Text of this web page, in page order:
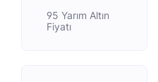
95 Yarım Altın
Fiyatı